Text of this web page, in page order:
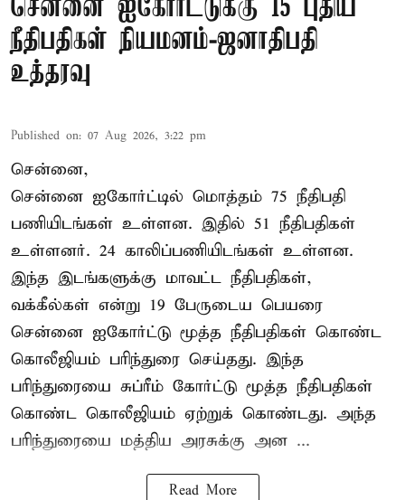
சென்னை ஐகோர்ட்டுக்கு 15 புதிய
நீதிபதிகள் நியமனம்-ஜனாதிபதி
உத்தரவு
Published on: 07 Aug 2026, 3:22 pm
சென்னை,
சென்னை ஐகோர்ட்டில் மொத்தம் 75 நீதிபதி
பணியிடங்கள் உள்ளன. இதில் 51 நீதிபதிகள்
உள்ளனர். 24 காலிப்பணியிடங்கள் உள்ளன.
இந்த இடங்களுக்கு மாவட்ட நீதிபதிகள்,
வக்கீல்கள் என்று 19 பேருடைய பெயரை
சென்னை ஐகோர்ட்டு மூத்த நீதிபதிகள் கொண்ட
கொலீஜியம் பரிந்துரை செய்தது. இந்த
பரிந்துரையை சுப்ரீம் கோர்ட்டு மூத்த நீதிபதிகள்
கொண்ட கொலீஜியம் ஏற்றுக் கொண்டது. அந்த
பரிந்துரையை மத்திய அரசுக்கு அன ...
Read More